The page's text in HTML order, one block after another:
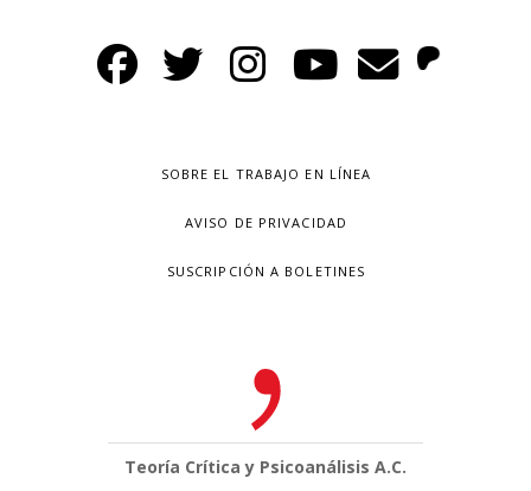
SOBRE EL TRABAJO EN LÍNEA
AVISO DE PRIVACIDAD
SUSCRIPCIÓN A BOLETINES
Teoría Crítica y Psicoanálisis A.C.